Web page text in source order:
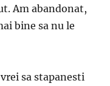
Am abandonat,
bine sa nu le
sa stapanesti